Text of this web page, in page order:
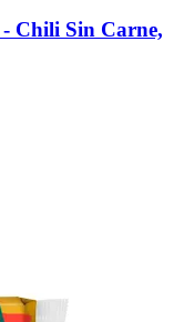
Chili Sin Carne,